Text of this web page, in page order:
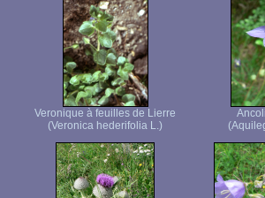
Veronique à feuilles de Lierre
(Veronica hederifolia L.)